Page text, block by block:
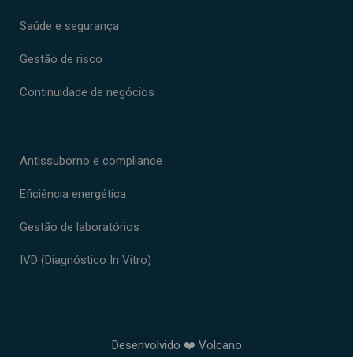
Saúde e segurança
Gestão de risco
Continuidade de negócios
Antissuborno e compliance
Eficiência energética
Gestão de laboratórios
IVD (Diagnóstico In Vitro)
Desenvolvido ❤️ Volcano